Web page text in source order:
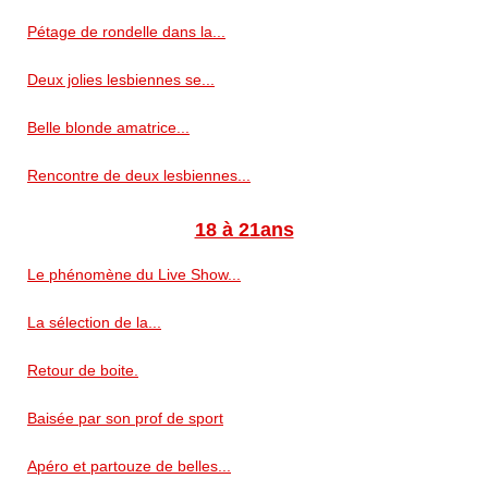
Pétage de rondelle dans la...
Deux jolies lesbiennes se...
Belle blonde amatrice...
Rencontre de deux lesbiennes...
18 à 21ans
Le phénomène du Live Show...
La sélection de la...
Retour de boite.
Baisée par son prof de sport
Apéro et partouze de belles...